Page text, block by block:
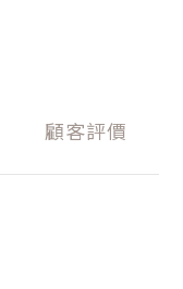
顧客評價